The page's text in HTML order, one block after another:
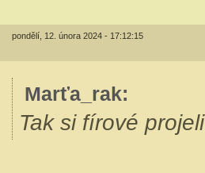
pondělí, 12. února 2024 - 17:12:15
Marťa_rak:
Tak si fírové